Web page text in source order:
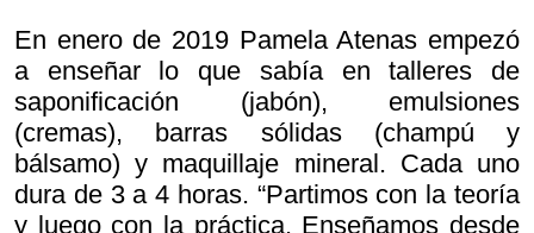
En enero de 2019 Pamela Atenas empezó
a enseñar lo que sabía en talleres de
saponificación (jabón), emulsiones
(cremas), barras sólidas (champú y
bálsamo) y maquillaje mineral. Cada uno
dura de 3 a 4 horas. “Partimos con la teoría
y luego con la práctica. Enseñamos desde